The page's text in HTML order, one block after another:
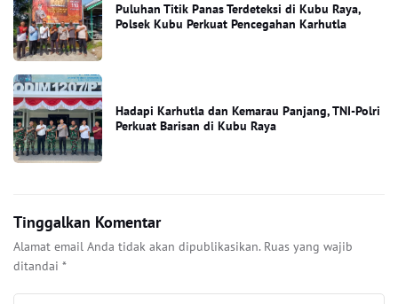
Puluhan Titik Panas Terdeteksi di Kubu Raya,
Polsek Kubu Perkuat Pencegahan Karhutla
Hadapi Karhutla dan Kemarau Panjang, TNI-Polri
Perkuat Barisan di Kubu Raya
Tinggalkan Komentar
Alamat email Anda tidak akan dipublikasikan. Ruas yang wajib
ditandai *